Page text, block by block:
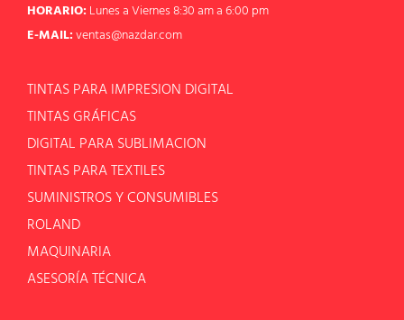
HORARIO: Lunes a Viernes 8:30 am a 6:00 pm
E-MAIL:ventas@nazdar.com
TINTAS PARA IMPRESION DIGITAL
TINTAS GRÁFICAS
DIGITAL PARA SUBLIMACION
TINTAS PARA TEXTILES
SUMINISTROS Y CONSUMIBLES
ROLAND
MAQUINARIA
ASESORÍA TÉCNICA